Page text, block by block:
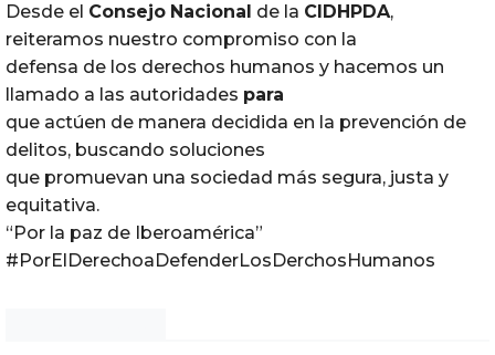
Desde el Consejo Nacional de la CIDHPDA,
reiteramos nuestro compromiso con la
defensa de los derechos humanos y hacemos un
llamado a las autoridades para
que actúen de manera decidida en la prevención de
delitos, buscando soluciones
que promuevan una sociedad más segura, justa y
equitativa.
“Por la paz de Iberoamérica”
#PorElDerechoaDefenderLosDerchosHumanos